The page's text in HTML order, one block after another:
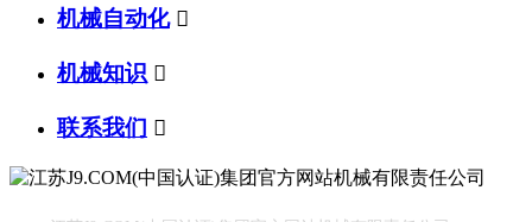
机械自动化 
机械知识 
联系我们 